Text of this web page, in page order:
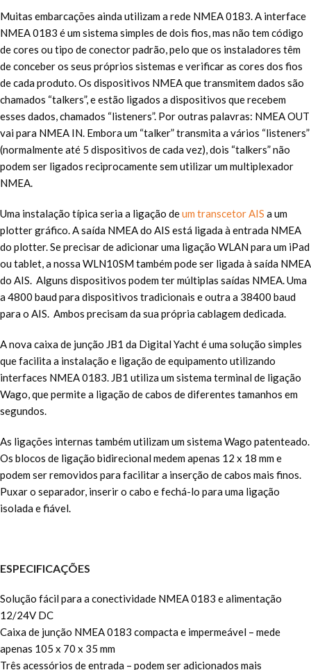
Muitas embarcações ainda utilizam a rede NMEA 0183. A interface
NMEA 0183 é um sistema simples de dois fios, mas não tem código
de cores ou tipo de conector padrão, pelo que os instaladores têm
de conceber os seus próprios sistemas e verificar as cores dos fios
de cada produto. Os dispositivos NMEA que transmitem dados são
chamados “talkers”, e estão ligados a dispositivos que recebem
esses dados, chamados “listeners”. Por outras palavras: NMEA OUT
vai para NMEA IN. Embora um “talker” transmita a vários “listeners”
(normalmente até 5 dispositivos de cada vez), dois “talkers” não
podem ser ligados reciprocamente sem utilizar um multiplexador
NMEA.
Uma instalação típica seria a ligação deum transcetor AIS a um
plotter gráfico. A saída NMEA do AIS está ligada à entrada NMEA
do plotter. Se precisar de adicionar uma ligação WLAN para um iPad
ou tablet, a nossa WLN10SM também pode ser ligada à saída NMEA
do AIS. Alguns dispositivos podem ter múltiplas saídas NMEA. Uma
a 4800 baud para dispositivos tradicionais e outra a 38400 baud
para o AIS. Ambos precisam da sua própria cablagem dedicada.
A nova caixa de junção JB1 da Digital Yacht é uma solução simples
que facilita a instalação e ligação de equipamento utilizando
interfaces NMEA 0183. JB1 utiliza um sistema terminal de ligação
Wago, que permite a ligação de cabos de diferentes tamanhos em
segundos.
As ligações internas também utilizam um sistema Wago patenteado.
Os blocos de ligação bidirecional medem apenas 12 x 18 mm e
podem ser removidos para facilitar a inserção de cabos mais finos.
Puxar o separador, inserir o cabo e fechá-lo para uma ligação
isolada e fiável.
ESPECIFICAÇÕES
Solução fácil para a conectividade NMEA 0183 e alimentação
12/24V DC
Caixa de junção NMEA 0183 compacta e impermeável – mede
apenas 105 x 70 x 35 mm
Três acessórios de entrada – podem ser adicionados mais